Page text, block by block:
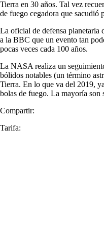
Tierra en 30 años. Tal vez
de fuego cegadora que sacudió
La oficial de defensa
a la BBC que un evento tan
pocas veces cada 100 años.
La NASA realiza un
bólidos notables (un término
Tierra. En lo que va del 2019,
bolas de fuego. La mayoría son
Compartir:
Tarifa: